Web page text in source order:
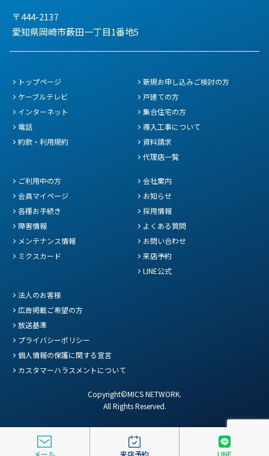
〒444-2137
愛知県岡崎市薮田一丁目1番地5
トップページ
ケーブルテレビ
インターネット
電話
約款・利用規約
新規お申し込みご検討の方
戸建ての方
集合住宅の方
導入工事について
資料請求
代理店一覧
ご利用中の方
会員マイページ
各種お手続き
障害情報
メンテナンス情報
ミクスカード
会社案内
お知らせ
採用情報
よくある質問
お問い合わせ
来店予約
LINE公式
法人のお客様
広告掲載ご希望の方
放送基準
プライバシーポリシー
個人情報の保護に関する宣言
カスタマーハラスメントについて
Copyright©MICS NETWORK.
All Rights Reserved.
メール 来店予約 LINE